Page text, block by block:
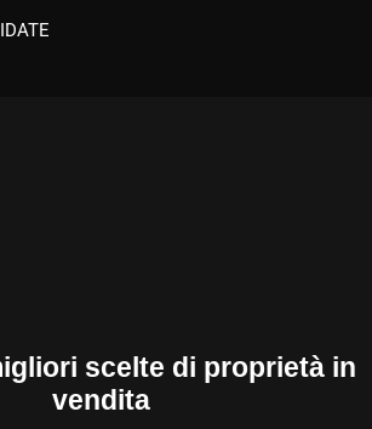
scelte di proprietà in
vendita